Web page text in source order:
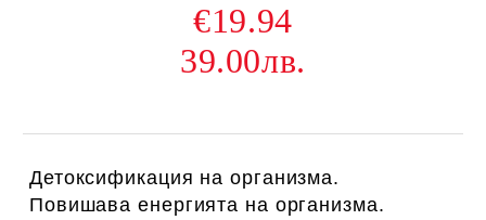
€19.94
39.00лв.
Детоксификация на организма.
Повишава енергията на организма.